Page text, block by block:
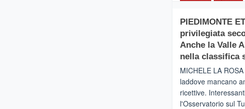
CATANIA
–
Inaugurato
il
tra
Catania
e
PIEDIMONTE
privilegiata
Anche la Valle
nella classifica
MICHELE LA
laddove mancano
ricettive.
l'Osservatorio sul